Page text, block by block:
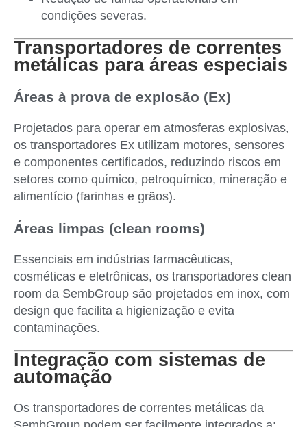
condições severas.
Transportadores de correntes
metálicas para áreas especiais
Áreas à prova de explosão (Ex)
Projetados para operar em atmosferas explosivas,
os transportadores Ex utilizam motores, sensores
e componentes certificados, reduzindo riscos em
setores como químico, petroquímico, mineração e
alimentício (farinhas e grãos).
Áreas limpas (clean rooms)
Essenciais em indústrias farmacêuticas,
cosméticas e eletrônicas, os transportadores clean
room da SembGroup são projetados em inox, com
design que facilita a higienização e evita
contaminações.
Integração com sistemas de
automação
Os transportadores de correntes metálicas da